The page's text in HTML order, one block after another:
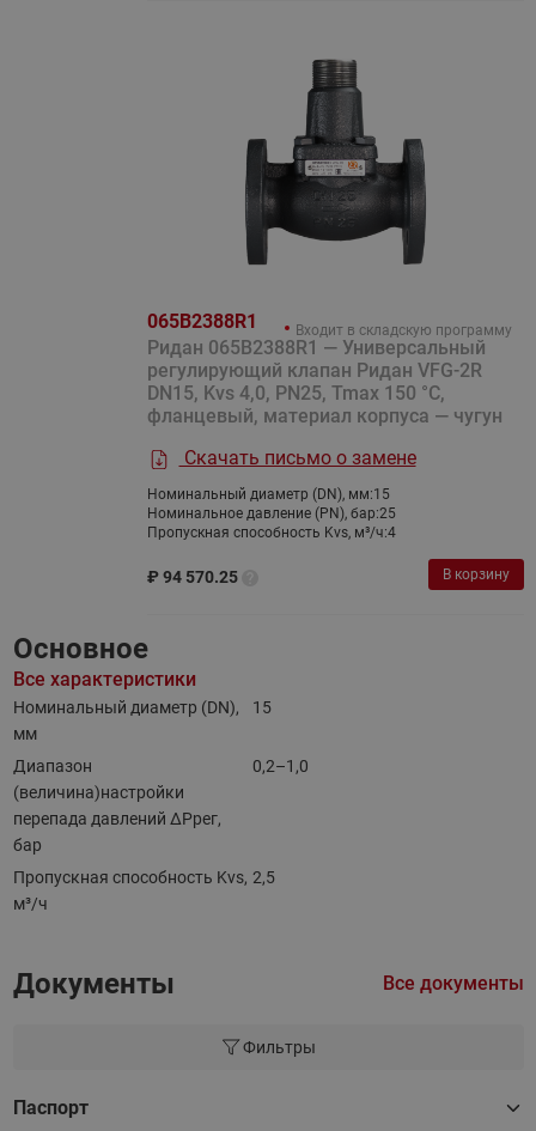
065B2388R1
Ридан 065B2388R1 — Универсальный
регулирующий клапан Ридан VFG-2R
DN15, Kvs 4,0, PN25, Tmax 150 °C,
фланцевый, материал корпуса — чугун
Скачать письмо о замене
Номинальный диаметр (DN), мм:15
Номинальное давление (PN), бар:25
Пропускная способность Kvs, м³/ч:4
₽ 94 570.25
Входит в складскую программу
В корзину
Основное
Все характеристики
Номинальный диаметр (DN),
мм
15
Диапазон
(величина)настройки
перепада давлений ΔРрег,
бар
0,2–1,0
Пропускная способность Kvs,
м³/ч
2,5
Документы Все документы
Фильтры
Паспорт